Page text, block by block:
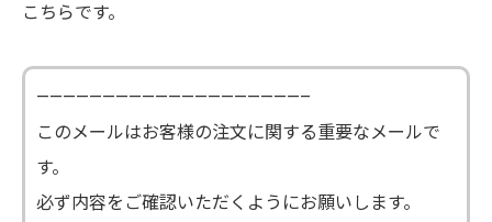
こちらです。
————————————————————–
このメールはお客様の注文に関する重要なメールで
す。
必ず内容をご確認いただくようにお願いします。